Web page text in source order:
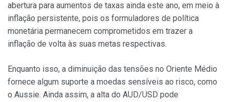
abertura para aumentos de taxas ainda este ano, em meio à
inflação persistente, pois os formuladores de política
monetária permanecem comprometidos em trazer a
inflação de volta às suas metas respectivas.
Enquanto isso, a diminuição das tensões no Oriente Médio
fornece algum suporte a moedas sensíveis ao risco, como
o Aussie. Ainda assim, a alta do AUD/USD pode